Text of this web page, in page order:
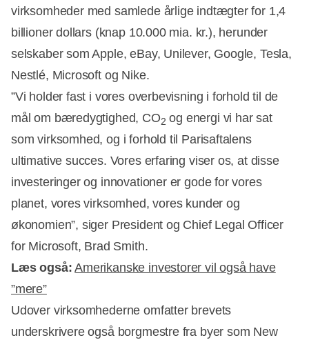
virksomheder med samlede årlige indtægter for 1,4
billioner dollars (knap 10.000 mia. kr.), herunder
selskaber som Apple, eBay, Unilever, Google, Tesla,
Nestlé, Microsoft og Nike.
”Vi holder fast i vores overbevisning i forhold til de
mål om bæredygtighed, CO2 og energi vi har sat
som virksomhed, og i forhold til Parisaftalens
ultimative succes. Vores erfaring viser os, at disse
investeringer og innovationer er gode for vores
planet, vores virksomhed, vores kunder og
økonomien”, siger President og Chief Legal Officer
for Microsoft, Brad Smith.
Læs også: Amerikanske investorer vil også have
”mere”
Udover virksomhederne omfatter brevets
underskrivere også borgmestre fra byer som New